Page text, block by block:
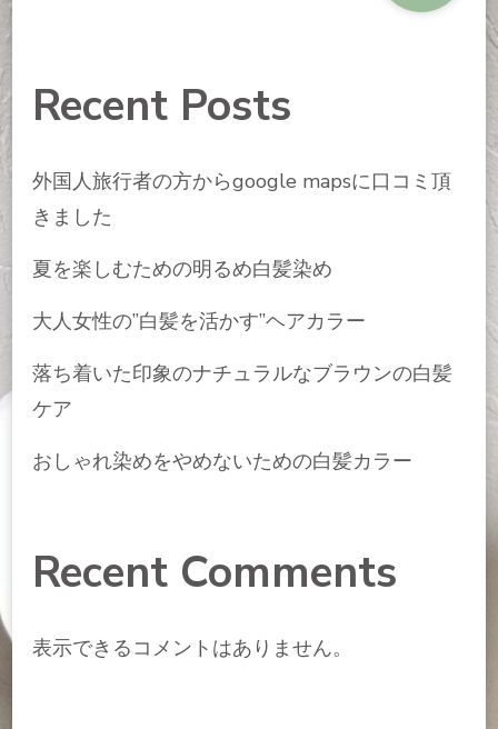
Recent Posts
外国人旅行者の方からgoogle mapsに口コミ頂
きました
夏を楽しむための明るめ白髪染め
大人女性の”白髪を活かす”ヘアカラー
落ち着いた印象のナチュラルなブラウンの白髪
ケア
おしゃれ染めをやめないための白髪カラー
Recent Comments
表示できるコメントはありません。